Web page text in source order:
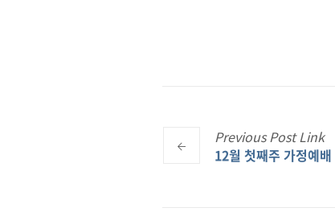
PreviousPostLink
12월 첫째주 가정예배